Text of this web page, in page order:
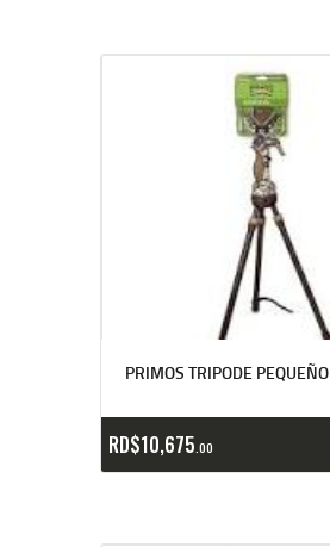
PRIMOS TRIPODE PEQUEÑO
RD$10,675 00